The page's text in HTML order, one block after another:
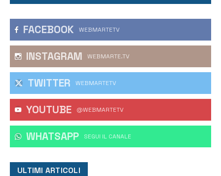
FACEBOOK WEBMARTETV
INSTAGRAM WEBMARTE.TV
TWITTER WEBMARTETV
YOUTUBE @WEBMARTETV
WHATSAPP ‎SEGUI IL CANALE
ULTIMI ARTICOLI